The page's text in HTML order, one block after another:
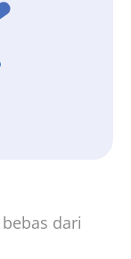
dari